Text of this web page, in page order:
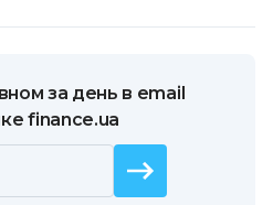
за день в email
finance.ua